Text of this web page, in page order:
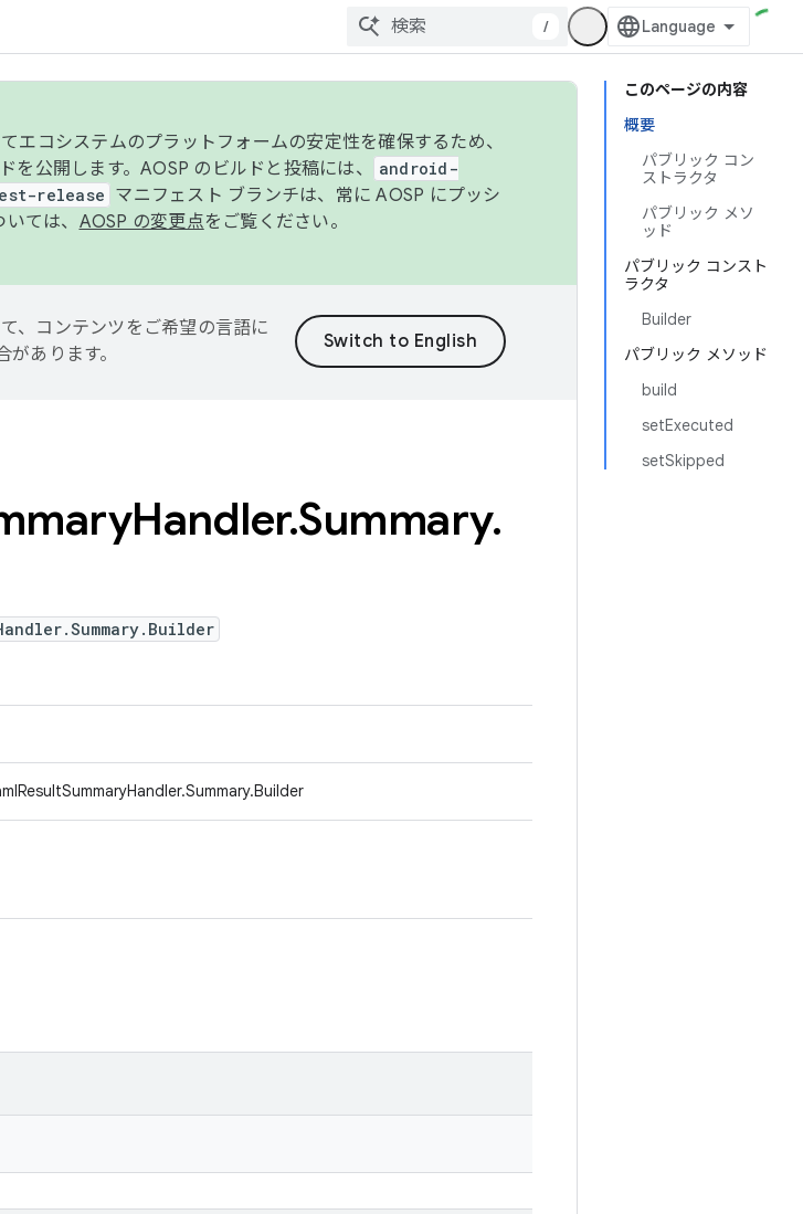
/
このページの内容
概要
パブリック コン
ストラクタ
パブリック メソ
ッド
パブリック コンスト
ラクタ
Builder
パブリック メソッド
build
setExecuted
setSkipped
エコシステムのプラットフォームの安定性を確保するため、
公開します。AOSP のビルドと投稿には、
android-
release マニフェスト ブランチは、常に AOSP にプッシ
ては、 AOSP の変更点をご覧ください。
、コンテンツをご希望の言語に
あります。
Handler.Summary.